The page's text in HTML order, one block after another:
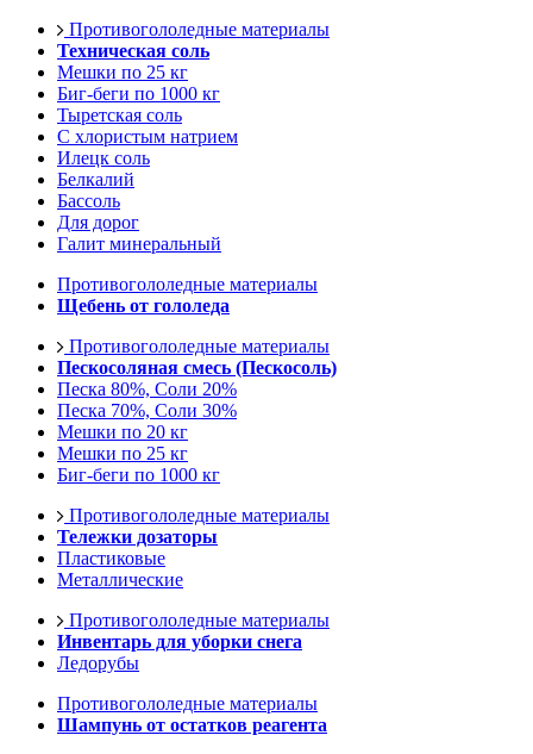
Противогололедные материалы
Техническая соль
Мешки по 25 кг
Биг-беги по 1000 кг
Тыретская соль
С хлористым натрием
Илецк соль
Белкалий
Бассоль
Для дорог
Галит минеральный
Противогололедные материалы
Щебень от гололеда
Противогололедные материалы
Пескосоляная смесь (Пескосоль)
Песка 80%, Соли 20%
Песка 70%, Соли 30%
Мешки по 20 кг
Мешки по 25 кг
Биг-беги по 1000 кг
Противогололедные материалы
Тележки дозаторы
Пластиковые
Металлические
Противогололедные материалы
Инвентарь для уборки снега
Ледорубы
Противогололедные материалы
Шампунь от остатков реагента